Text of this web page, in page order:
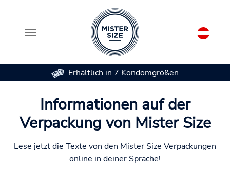
Erhältlich in 7 Kondomgrößen
Informationen auf der
Verpackung von Mister Size
Lese jetzt die Texte von den Mister Size Verpackungen
online in deiner Sprache!